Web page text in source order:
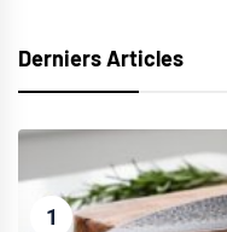
Derniers Articles
1